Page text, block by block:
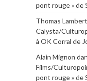
pont rouge » de
Thomas Lambert
Calysta/
à OK Corral de
Alain Mignon
Films/
pont rouge » de